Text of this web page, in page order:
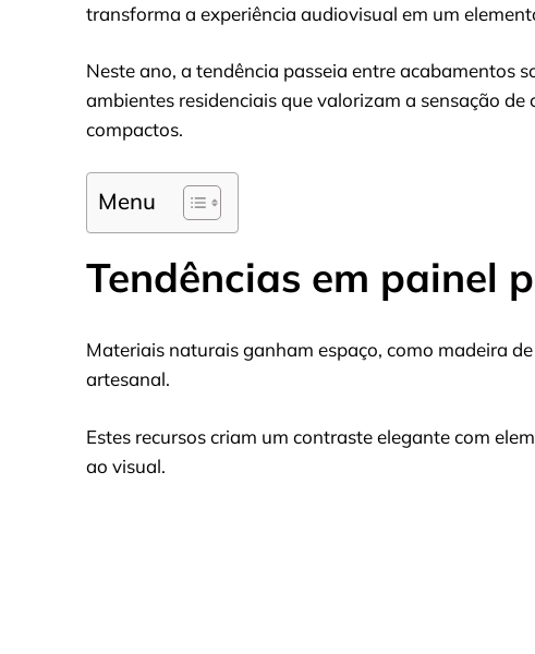
transforma a experiência audiovisual em um
Neste ano, a tendência passeia entre acabamentos
ambientes residenciais que valorizam a sensação
compactos.
Menu
Tendências em painel
Materiais naturais ganham espaço, como madeira
artesanal.
Estes recursos criam um contraste elegante com
ao visual.